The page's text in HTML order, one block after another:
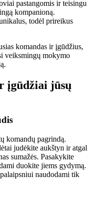
pastangomis ir teisingu
kompanioną.
todėl prireikus
komandas ir įgūdžius,
veiksmingų mokymo
įgūdžiai jūsų
komandų pagrindą.
judėkite aukštyn ir atgal
sumažės. Pasakykite
duokite jiems gydymą.
naudodami tik